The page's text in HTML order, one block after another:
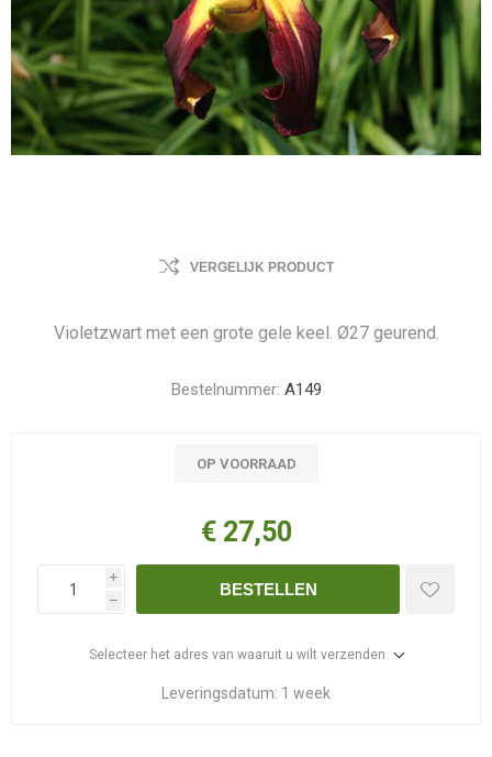
VERGELIJK PRODUCT
Violetzwart met een grote gele keel. Ø27 geurend.
Bestelnummer: A149
OP VOORRAAD
€ 27,50
i
h
BESTELLEN
Selecteer het adres van waaruit u wilt verzenden
Leveringsdatum: 1 week